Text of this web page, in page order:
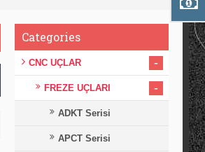
Categories
CNC UÇLAR -
FREZE UÇLARI -
ADKT Serisi
APCT Serisi